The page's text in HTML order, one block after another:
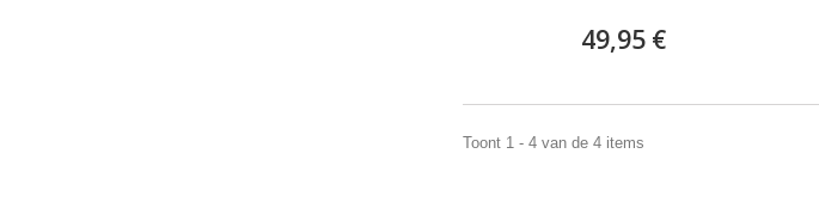
49,95 €
Toont 1 - 4 van de 4 items